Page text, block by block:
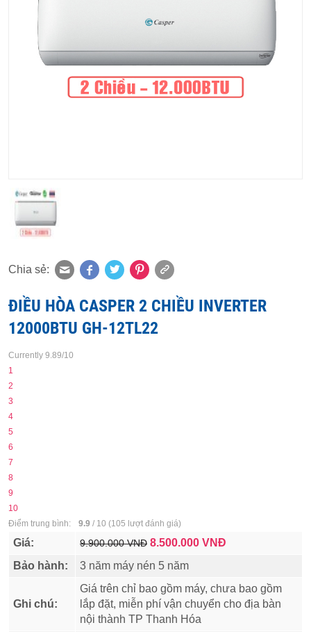
Chia sẻ:
ĐIỀU HÒA CASPER 2 CHIỀU INVERTER
12000BTU GH-12TL22
Currently 9.89/10
1
2
3
4
5
6
7
8
9
10
Điểm trung bình:
9.9 / 10 (105 lượt đánh giá)
Giá: 9.900.000 VNĐ 8.500.000 VNĐ
Bảo hành:
3 năm máy nén 5 năm
Ghi chú:
Giá trên chỉ bao gồm máy, chưa bao gồm
lắp đặt, miễn phí vận chuyển cho địa bàn
nội thành TP Thanh Hóa